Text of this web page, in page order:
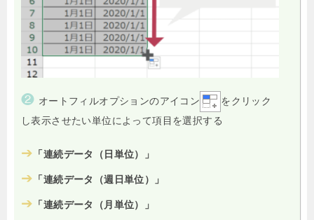
❷ オートフィルオプションのアイコン
をクリック
し表示させたい単位によって項目を選択する
➔ 「連続データ（日単位）」
➔ 「連続データ（週日単位）」
➔ 「連続データ（月単位）」